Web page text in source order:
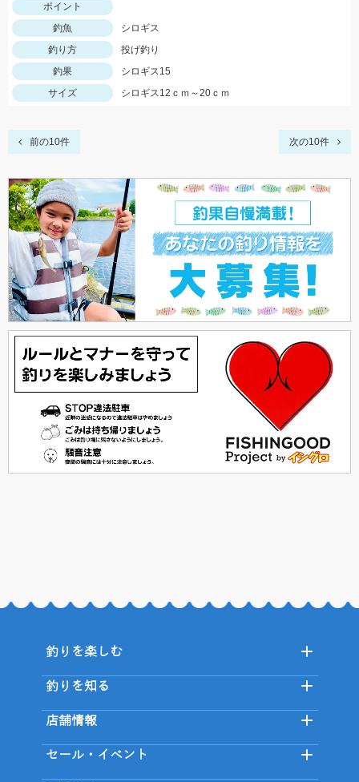
ポイント
釣魚
シロギス
釣り方
投げ釣り
釣果
シロギス15
サイズ
シロギス12ｃｍ～20ｃｍ
前の10件 次の10件
釣りを楽しむ
釣りを知る
店舗情報
セール・イベント